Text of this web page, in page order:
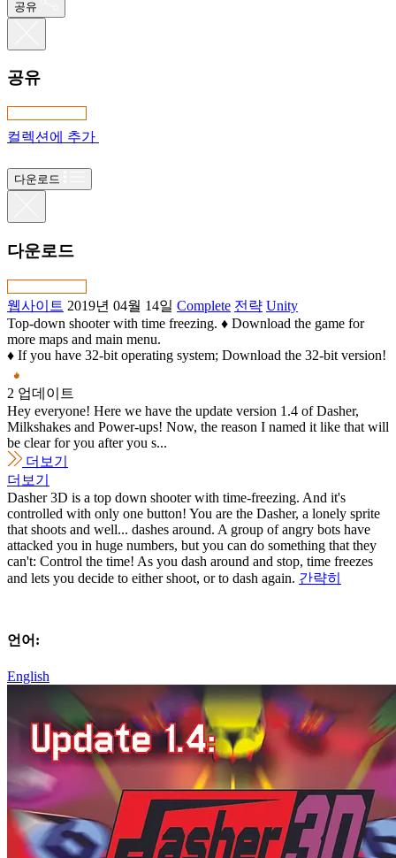
공유
공유
컬렉션에 추가
다운로드
다운로드
웹사이트 2019년 04월 14일 Complete 전략 Unity
Top-down shooter with time freezing. ♦ Download the game for
more maps and main menu.
♦ If you have 32-bit operating system; Download the 32-bit version!
2 업데이트
Hey everyone! Here we have the update version 1.4 of Dasher,
Milkshakes and Power-ups! Now, the reason I named it like that will
be clear for you after you s...
더보기
더보기
Dasher 3D is a top down shooter with time-freezing. And it's
controlled with only one button! You are the Dasher, a lonely sprite
that shoots and well... dashes around. A group of angry bots have
attacked you in huge numbers, but you can do something that they
can't: Control the time! As you dash around and stop, time freezes
and lets you decide to either shoot, or to dash again. 간략히
언어:
English